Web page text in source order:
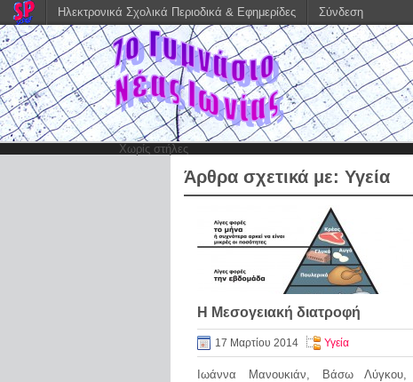
Χωρίς στήλες
Άρθρα σχετικά με: Υγεία
Η Μεσογειακή διατροφή
17 Μαρτίου 2014 Υγεία
Ιωάννα Μανουκιάν, Βάσω Λύγκου,
Ηλεκτρονικά Σχολικά Περιοδικά & Εφημερίδες Σύνδεση